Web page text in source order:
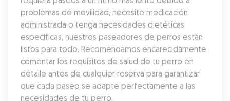
problemas de movilidad, necesite medicación
administrada o tenga necesidades dietéticas
específicas, nuestros paseadores de perros están
listos para todo. Recomendamos encarecidamente
comentar los requisitos de salud de tu perro en
detalle antes de cualquier reserva para garantizar
que cada paseo se adapte perfectamente a las
necesidades de tu perro.